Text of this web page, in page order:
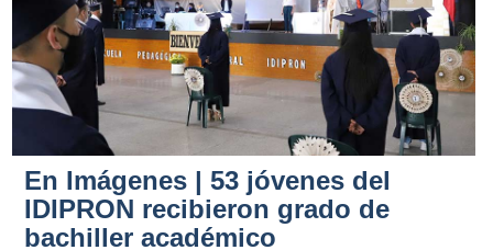
En Imágenes | 53 jóvenes del
IDIPRON recibieron grado de
bachiller académico